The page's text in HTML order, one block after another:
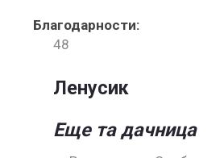
Благодарности:
48
Ленусик
Еще та дачница